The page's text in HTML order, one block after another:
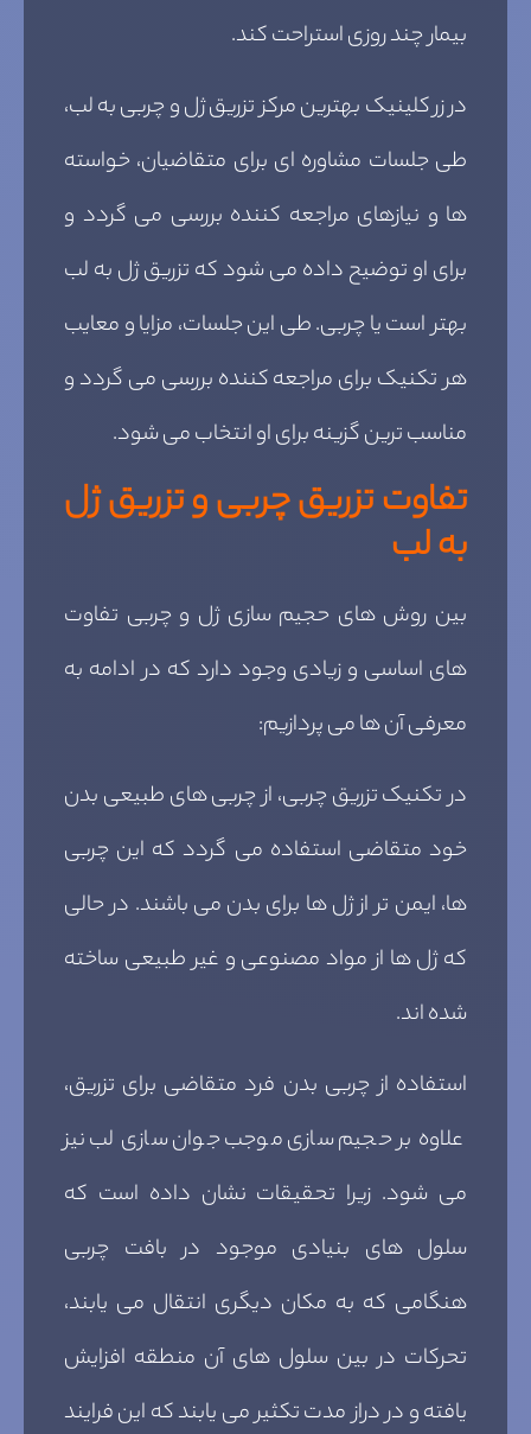
بیمار چند روزی استراحت کند.
در زر کلینیک بهترین مرکز تزریق ژل و چربی به لب،
طی جلسات مشاوره ای برای متقاضیان، خواسته
ها و نیازهای مراجعه کننده بررسی می گردد و
برای او توضیح داده می شود که تزریق ژل به لب
بهتر است یا چربی. طی این جلسات، مزایا و معایب
هر تکنیک برای مراجعه کننده بررسی می گردد و
مناسب ترین گزینه برای او انتخاب می شود.
تفاوت تزریق چربی و تزریق ژل
به لب
بین روش های حجیم سازی ژل و چربی تفاوت
های اساسی و زیادی وجود دارد که در ادامه به
معرفی آن ها می پردازیم:
در تکنیک تزریق چربی، از چربی های طبیعی بدن
خود متقاضی استفاده می گردد که این چربی
ها، ایمن تر از ژل ها برای بدن می باشند. در حالی
که ژل ها از مواد مصنوعی و غیر طبیعی ساخته
شده اند.
استفاده از چربی بدن فرد متقاضی برای تزریق،
علاوه بر حجیم سازی موجب جوان سازی لب نیز
می شود. زیرا تحقیقات نشان داده است که
سلول های بنیادی موجود در بافت چربی
هنگامی که به مکان دیگری انتقال می یابند،
تحرکات در بین سلول های آن منطقه افزایش
یافته و در دراز مدت تکثیر می یابند که این فرایند